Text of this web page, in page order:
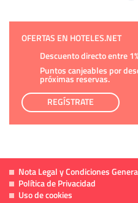
OFERTAS EN HOTELES.NET
Descuento directo entre
Puntos canjeables por
próximas reservas.
REGÍSTRATE
Nota Legal y Condiciones
Política de Privacidad
Uso de cookies